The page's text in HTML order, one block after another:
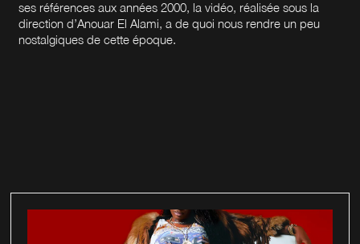
ses références aux années 2000, la vidéo, réalisée sous la
direction d’Anouar El Alami, a de quoi nous rendre un peu
nostalgiques de cette époque.